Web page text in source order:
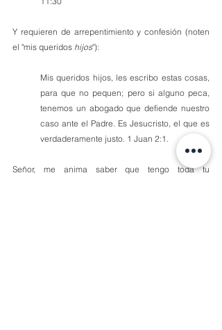
Y requieren de arrepentimiento y confesión (noten
el "mis queridos hijos"):
Mis queridos hijos, les escribo estas cosas,
para que no pequen; pero si alguno peca,
tenemos un abogado que defiende nuestro
caso ante el Padre. Es Jesucristo, el que es
verdaderamente justo. 1 Juan 2:1.
Señor, me anima saber que tengo toda tu